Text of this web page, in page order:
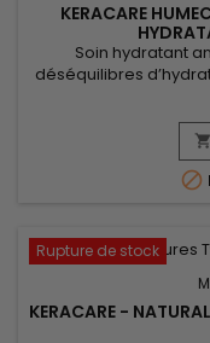
KERACARE
Soin hydratant
déséquilibres
la friction entre les
aide à prévenir la
chimiques et les
corps et de la


Rupture de stock
KERACARE -